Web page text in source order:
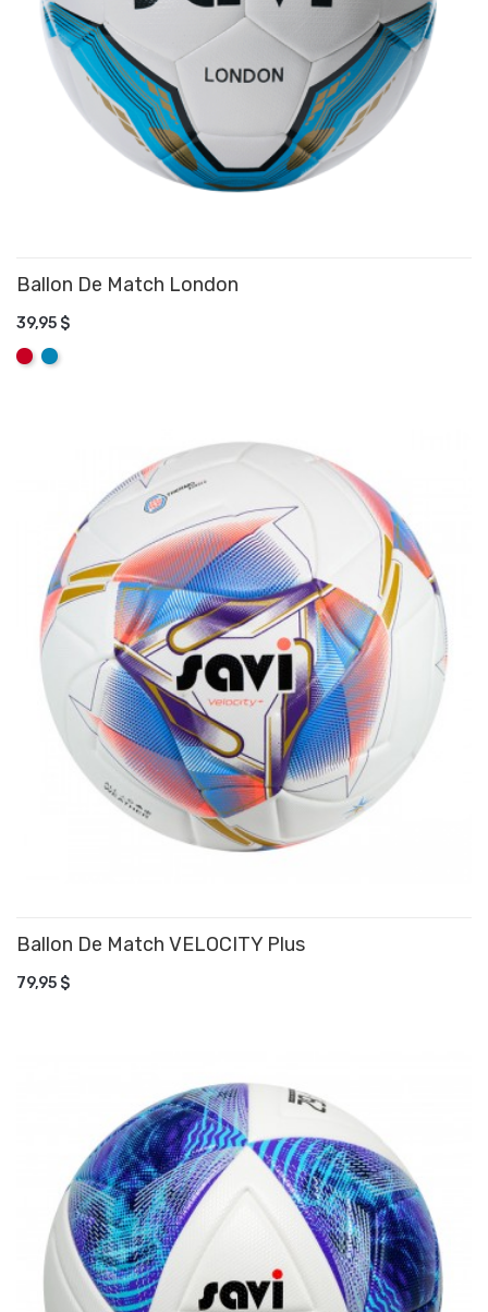
Ballon De Match London
39,95 $
Rouge
Aqua
AJOUTER AU PANIER
Ballon De Match VELOCITY Plus
79,95 $